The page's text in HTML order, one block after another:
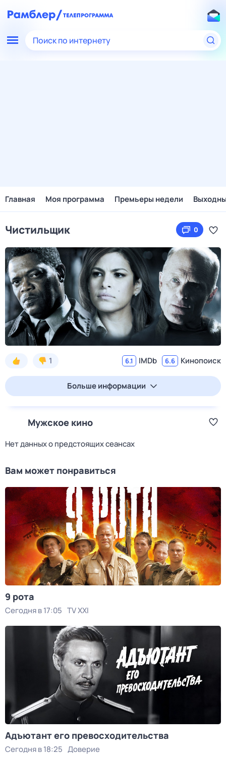
Поиск по интернету
Главная Моя программа Премьеры недели
Чистильщик 0
1 6.1 IMDb 6.6 Кинопоиск
Больше информации
Мужское кино
Нет данных о предстоящих сеансах
Вам может понравиться
9 рота
Сегодня в 17:05 TV XXI
Адъютант его превосходительства
Сегодня в 18:25 Доверие